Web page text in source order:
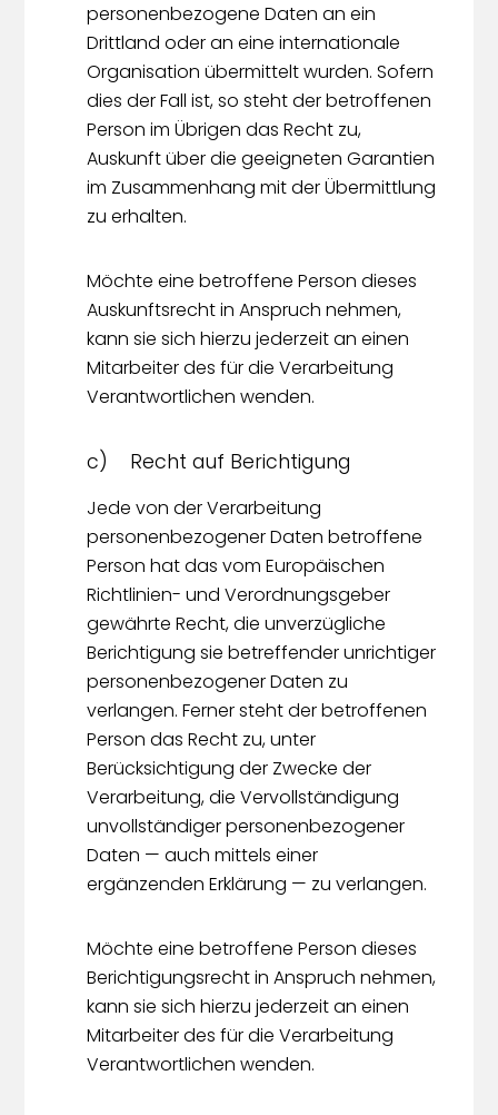
personenbezogene Daten an ein
Drittland oder an eine internationale
Organisation übermittelt wurden. Sofern
dies der Fall ist, so steht der betroffenen
Person im Übrigen das Recht zu,
Auskunft über die geeigneten Garantien
im Zusammenhang mit der Übermittlung
zu erhalten.
Möchte eine betroffene Person dieses
Auskunftsrecht in Anspruch nehmen,
kann sie sich hierzu jederzeit an einen
Mitarbeiter des für die Verarbeitung
Verantwortlichen wenden.
c) Recht auf Berichtigung
Jede von der Verarbeitung
personenbezogener Daten betroffene
Person hat das vom Europäischen
Richtlinien- und Verordnungsgeber
gewährte Recht, die unverzügliche
Berichtigung sie betreffender unrichtiger
personenbezogener Daten zu
verlangen. Ferner steht der betroffenen
Person das Recht zu, unter
Berücksichtigung der Zwecke der
Verarbeitung, die Vervollständigung
unvollständiger personenbezogener
Daten — auch mittels einer
ergänzenden Erklärung — zu verlangen.
Möchte eine betroffene Person dieses
Berichtigungsrecht in Anspruch nehmen,
kann sie sich hierzu jederzeit an einen
Mitarbeiter des für die Verarbeitung
Verantwortlichen wenden.